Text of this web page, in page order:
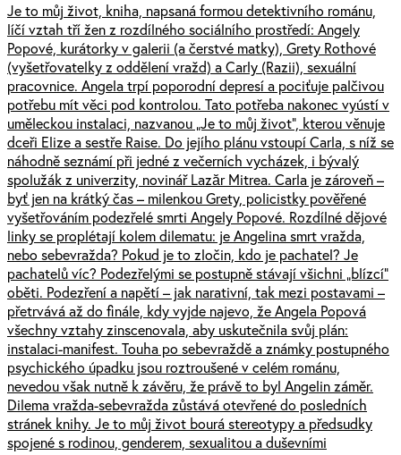
Je to můj život, kniha, napsaná formou detektivního románu,
líčí vztah tří žen z rozdílného sociálního prostředí: Angely
Popové, kurátorky v galerii (a čerstvé matky), Grety Rothové
(vyšetřovatelky z oddělení vražd) a Carly (Razii), sexuální
pracovnice. Angela trpí poporodní depresí a pociťuje palčivou
potřebu mít věci pod kontrolou. Tato potřeba nakonec vyústí v
uměleckou instalaci, nazvanou „Je to můj život“, kterou věnuje
dceři Elize a sestře Raise. Do jejího plánu vstoupí Carla, s níž se
náhodně seznámí při jedné z večerních vycházek, i bývalý
spolužák z univerzity, novinář Lazăr Mitrea. Carla je zároveň –
byť jen na krátký čas – milenkou Grety, policistky pověřené
vyšetřováním podezřelé smrti Angely Popové. Rozdílné dějové
linky se proplétají kolem dilematu: je Angelina smrt vražda,
nebo sebevražda? Pokud je to zločin, kdo je pachatel? Je
pachatelů víc? Podezřelými se postupně stávají všichni „blízcí“
oběti. Podezření a napětí – jak narativní, tak mezi postavami –
přetrvává až do finále, kdy vyjde najevo, že Angela Popová
všechny vztahy zinscenovala, aby uskutečnila svůj plán:
instalaci-manifest. Touha po sebevraždě a známky postupného
psychického úpadku jsou roztroušené v celém románu,
nevedou však nutně k závěru, že právě to byl Angelin záměr.
Dilema vražda-sebevražda zůstává otevřené do posledních
stránek knihy. Je to můj život bourá stereotypy a předsudky
spojené s rodinou, genderem, sexualitou a duševními